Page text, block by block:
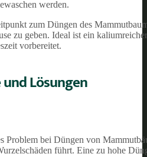
werden.
zum Düngen des
zu geben. Ideal ist ein
vorbereitet.
Lösungen
Problem bei Düngen von
führt. Eine zu hohe